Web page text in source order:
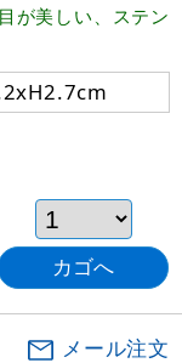
が美しい、ステン
メール注文